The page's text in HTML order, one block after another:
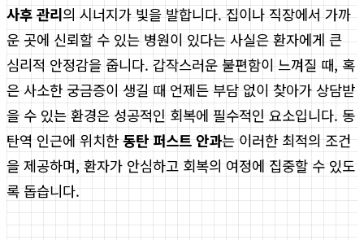
사후 관리의 시너지가 빛을 발합니다. 집이나 직장에서 가까
운 곳에 신뢰할 수 있는 병원이 있다는 사실은 환자에게 큰
심리적 안정감을 줍니다. 갑작스러운 불편함이 느껴질 때, 혹
은 사소한 궁금증이 생길 때 언제든 부담 없이 찾아가 상담받
을 수 있는 환경은 성공적인 회복에 필수적인 요소입니다. 동
탄역 인근에 위치한 동탄 퍼스트 안과는 이러한 최적의 조건
을 제공하며, 환자가 안심하고 회복의 여정에 집중할 수 있도
록 돕습니다.